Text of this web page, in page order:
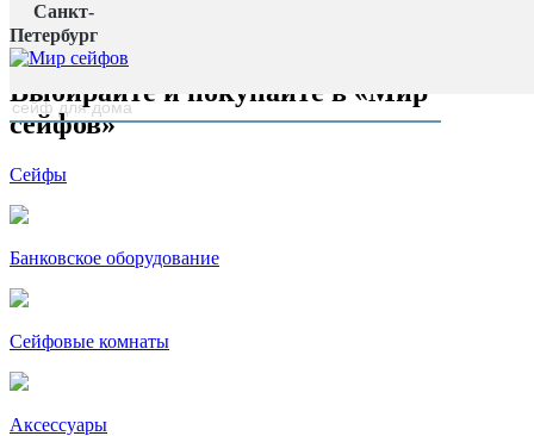
Санкт-
Петербург
Главная страница
наверх
Выбирайте и покупайте в «Мир
сейфов»
Сейфы
Банковское оборудование
Сейфовые комнаты
Аксессуары